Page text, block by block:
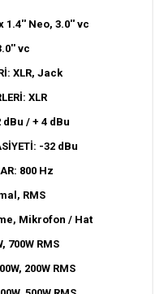
1.4'' Neo, 3.0'' vc
vc
XLR, Jack
XLR
dBu / + 4 dBu
-32 dBu
800 Hz
RMS
Mikrofon / Hat
700W RMS
200W RMS